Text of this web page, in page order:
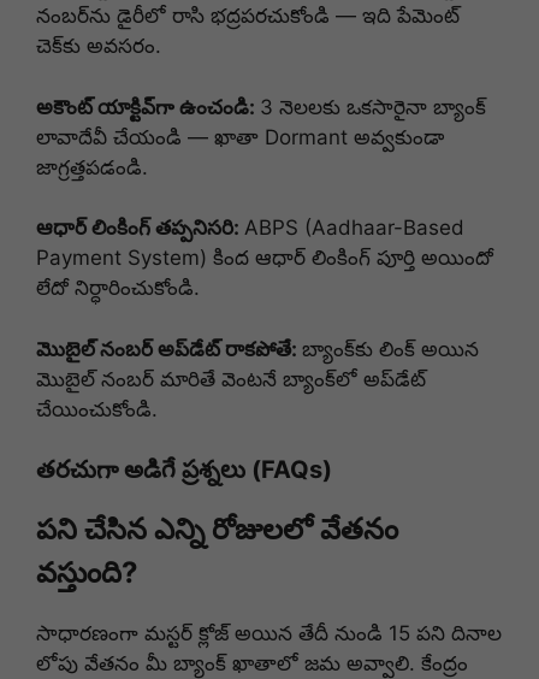
నంబర్‌ను డైరీలో రాసి భద్రపరచుకోండి — ఇది పేమెంట్
చెక్‌కు అవసరం.
అకౌంట్ యాక్టివ్‌గా ఉంచండి: 3 నెలలకు ఒకసారైనా బ్యాంక్
లావాదేవీ చేయండి — ఖాతా Dormant అవ్వకుండా
జాగ్రత్తపడండి.
ఆధార్ లింకింగ్ తప్పనిసరి: ABPS (Aadhaar-Based
Payment System) కింద ఆధార్ లింకింగ్ పూర్తి అయిందో
లేదో నిర్ధారించుకోండి.
మొబైల్ నంబర్ అప్‌డేట్ రాకపోతే: బ్యాంక్‌కు లింక్ అయిన
మొబైల్ నంబర్ మారితే వెంటనే బ్యాంక్‌లో అప్‌డేట్
చేయించుకోండి.
తరచుగా అడిగే ప్రశ్నలు (FAQs)
పని చేసిన ఎన్ని రోజులలో వేతనం
వస్తుంది?
సాధారణంగా మస్టర్ క్లోజ్ అయిన తేదీ నుండి 15 పని దినాల
లోపు వేతనం మీ బ్యాంక్ ఖాతాలో జమ అవ్వాలి. కేంద్రం